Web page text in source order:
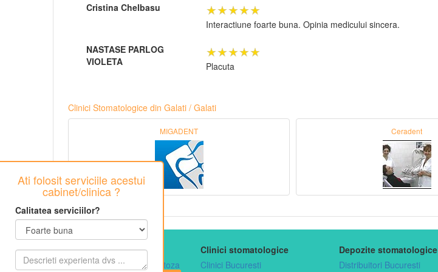
Ati folosit serviciile acestui
cabinet/clinica ?
Calitatea serviciilor?
Cristina Chelbasu
★★★★★
Interactiune foarte buna. Opinia medicului sincera.
NASTASE PARLOG
VIOLETA
★★★★★
Placuta
Clinici Stomatologice din Galati / Galati
MIGADENT Ceradent
Depozite stomatologice
Distribuitori Bucuresti
Clinici stomatologice
Clinici Bucuresti
Articole stomatologie
Tratament pentru paradontoza